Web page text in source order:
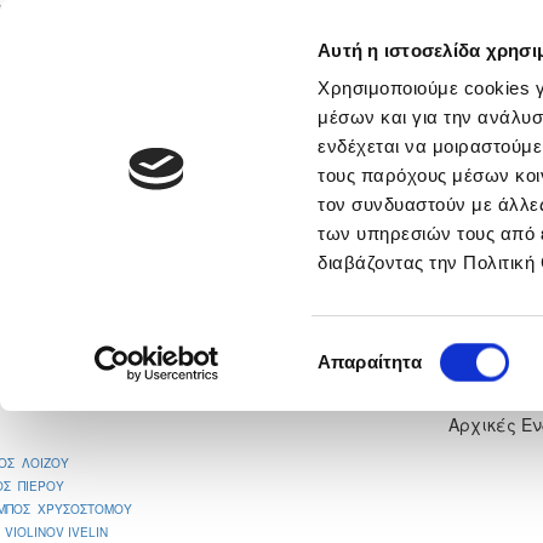
Αυτή η ιστοσελίδα
Χρησιμοποιούμε cookies
μέσων και για την
ενδέχεται να
τους παρόχους μέσων
τον συνδυαστούν με
των υπηρεσιών τους από
διαβάζοντας την
συγκατάθεσης
Απαραίτητα
Νέα & Πληροφορίες Εθνικές Ομάδες
Περισσότερα
ΚΟΡΑΚΟΥ - ΔΟΞΑ
1
Αρχικές
ΛΟΙΖΟΥ
ΠΙΕΡΟΥ
ΧΡΥΣΟΣΤΟΜΟΥ
IVELIN